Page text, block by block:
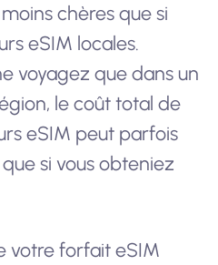
chères que si
eSIM locales.
voyagez que dans un
le coût total de
eSIM peut parfois
si vous obteniez
votre forfait eSIM